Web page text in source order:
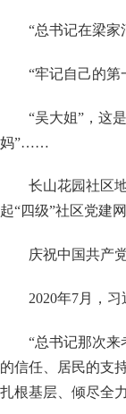
“总书记在梁
“牢记自己的
“吴大姐”，这
妈”……
长山花园社区
起“四级”社区党建
庆祝中国共产
2020年7月，
“总书记那次
的信任、居民的支
扎根基层、倾尽全